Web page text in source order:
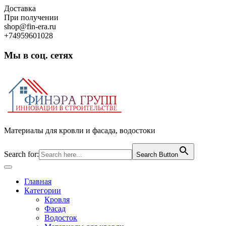
Skip
to
content
Доставка
При получении
shop@fin-era.ru
+74959601028
Мы в соц. сетях
Материалы для кровли и фасада, водостоки
Search for: Search Button
Open
ButtonГлавная
Категории
Кровля
Фасад
Водосток